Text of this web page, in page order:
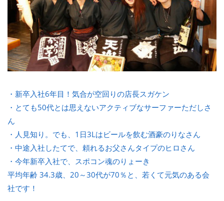
・新卒入社6年目！気合が空回りの店長スガケン
・とても50代とは思えないアクティブなサーファーただしさ
ん
・人見知り。でも、1日3Lはビールを飲む酒豪のりなさん
・中途入社したてで、頼れるお父さんタイプのヒロさん
・今年新卒入社で、スポコン魂のりょーき
平均年齢 34.3歳、20～30代が70％と、若くて元気のある会
社です！